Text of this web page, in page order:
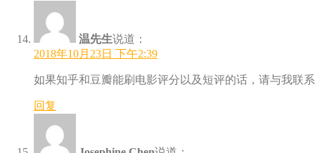
温先生说道：
2018年10月23日 下午2:39
如果知乎和豆瓣能刷电影评分以及短评的话，请与我联系
回复